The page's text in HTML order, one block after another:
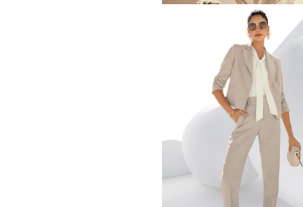
MADELEINE
Blazer avec fil brillant
299,95 €
Meilleur prix sous 30 jours**: 209,95 €
MADELEINE